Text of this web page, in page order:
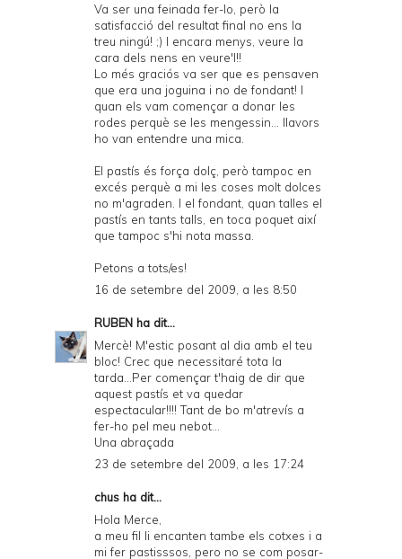
Va ser una feinada fer-lo, però la
satisfacció del resultat final no ens la
treu ningú! ;) I encara menys, veure la
cara dels nens en veure'l!!
Lo més graciós va ser que es pensaven
que era una joguina i no de fondant! I
quan els vam començar a donar les
rodes perquè se les mengessin... llavors
ho van entendre una mica.
El pastís és força dolç, però tampoc en
excés perquè a mi les coses molt dolces
no m'agraden. I el fondant, quan talles el
pastís en tants talls, en toca poquet així
que tampoc s'hi nota massa.
Petons a tots/es!
16 de setembre del 2009, a les 8:50
RUBEN ha dit...
Mercè! M'estic posant al dia amb el teu
bloc! Crec que necessitaré tota la
tarda...Per començar t'haig de dir que
aquest pastís et va quedar
espectacular!!!! Tant de bo m'atrevís a
fer-ho pel meu nebot...
Una abraçada
23 de setembre del 2009, a les 17:24
chus ha dit...
Hola Merce,
a meu fil li encanten tambe els cotxes i a
mi fer pastisssos, pero no se com posar-